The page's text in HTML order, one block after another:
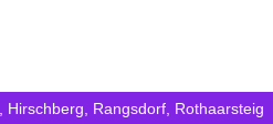
Hirschberg Rangsdorf Rothaarsteig